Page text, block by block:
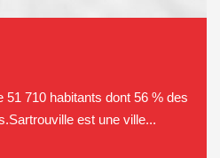
51 710 habitants dont 56 % des
est une ville...